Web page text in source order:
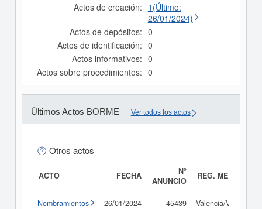
Actos de creación: 1(Último:
26/01/2024)
Actos de depósitos: 0
Actos de identificación: 0
Actos informativos: 0
Actos sobre procedimientos: 0
Últimos Actos BORME Ver todos los actos
Otros actos
ACTO FECHA
Nº
ANUNCIO
REG. MERC.
Nombramientos 26/01/2024 45439 Valencia/València